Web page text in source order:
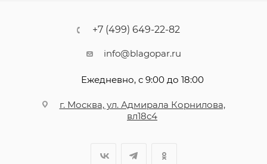
+7 (499) 649-22-82
info@blagopar.ru
Ежедневно, с 9:00 до 18:00
г. Москва, ул. Адмирала Корнилова,
вл18с4